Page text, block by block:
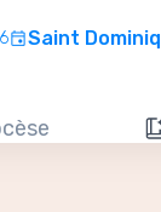
Saint